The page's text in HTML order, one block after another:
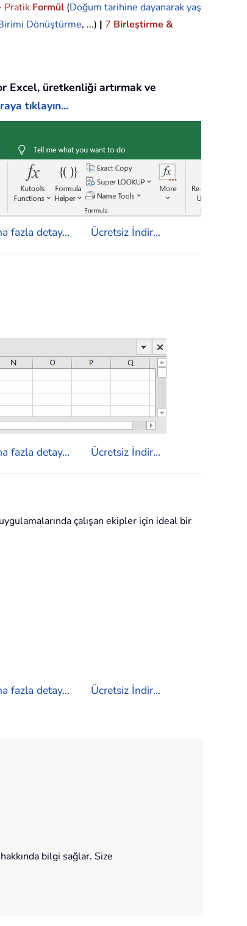
Pratik Formül (Doğum tarihine dayanarak yaş
Dönüştürme, ...) | 7 Birleştirme &
Excel, üretkenliği artırmak ve
tıklayın...
fazla detay... Ücretsiz İndir...
fazla detay... Ücretsiz İndir...
çalışan ekipler için ideal bir
fazla detay... Ücretsiz İndir...
bilgi sağlar. Size